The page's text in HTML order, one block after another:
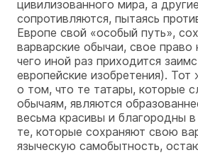
цивилизованного мира, а
сопротивляются, пытаясь
Европе свой «особый путь»,
варварские обычаи, свое
чего иной раз приходится
европейские изобретения).
о том, что те татары, которые
обычаям, являются
весьма красивы и благородны
те, которые сохраняют свою
языческую самобытность,